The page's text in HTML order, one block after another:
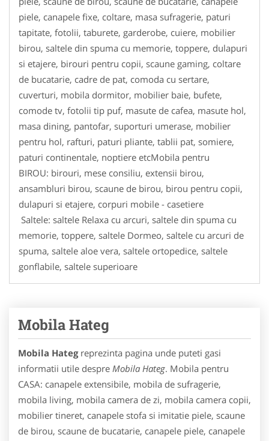
piele, canapele fixe, coltare, masa sufragerie, paturi
tapitate, fotolii, taburete, garderobe, cuiere, mobilier
birou, saltele din spuma cu memorie, toppere, dulapuri
si etajere, birouri pentru copii, scaune gaming, coltare
de bucatarie, cadre de pat, comoda cu sertare,
cuverturi, mobila dormitor, mobilier baie, bufete,
comode tv, fotolii tip puf, masute de cafea, masute hol,
masa dining, pantofar, suporturi umerase, mobilier
pentru hol, rafturi, paturi pliante, tablii pat, somiere,
paturi continentale, noptiere etcMobila pentru
BIROU: birouri, mese consiliu, extensii birou,
ansambluri birou, scaune de birou, birou pentru copii,
dulapuri si etajere, corpuri mobile - casetiere
Saltele: saltele Relaxa cu arcuri, saltele din spuma cu
memorie, toppere, saltele Dormeo, saltele cu arcuri de
spuma, saltele aloe vera, saltele ortopedice, saltele
gonflabile, saltele superioare
Mobila Hateg
Mobila Hategreprezinta pagina unde puteti gasi
informatii utile despre Mobila Hateg. Mobila pentru
CASA: canapele extensibile, mobila de sufragerie,
mobila living, mobila camera de zi, mobila camera copii,
mobilier tineret, canapele stofa si imitatie piele, scaune
de birou, scaune de bucatarie, canapele piele, canapele